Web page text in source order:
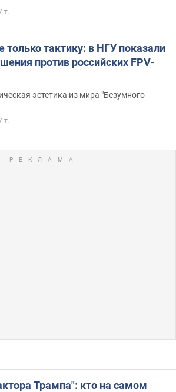
т.
только тактику: в НГУ показали
против российских FPV-
эстетика из мира "Безумного
т.
Трампа": кто на самом